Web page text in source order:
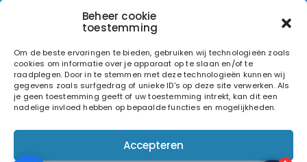
Beheer cookie
toestemming
Om de beste ervaringen te bieden, gebruiken wij technologieën zoals
cookies om informatie over je apparaat op te slaan en/of te
raadplegen. Door in te stemmen met deze technologieën kunnen wij
gegevens zoals surfgedrag of unieke ID's op deze site verwerken. Als
je geen toestemming geeft of uw toestemming intrekt, kan dit een
nadelige invloed hebben op bepaalde functies en mogelijkheden.
Accepteren
© 2026 Light and Sound Factory. Alle rechten voorbehouden.